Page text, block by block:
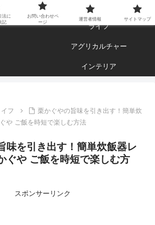
ジョイ ブログライフ
ライフ
アグリカルチャー
インテリア
フ
栗かぐやの旨味を引き出す！簡単炊
や ご飯を時短で楽しむ方法
味を引き出す！簡単炊飯器レ
ぐや ご飯を時短で楽しむ方
スポンサーリンク
法に
記
お問い合わせペ
ージ
運営者情報 サイトマップ